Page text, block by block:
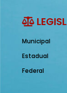
Municipal
Estadual
Federal